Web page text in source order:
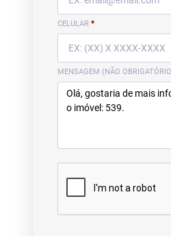
CELULAR *
MENSAGEM (NÃO